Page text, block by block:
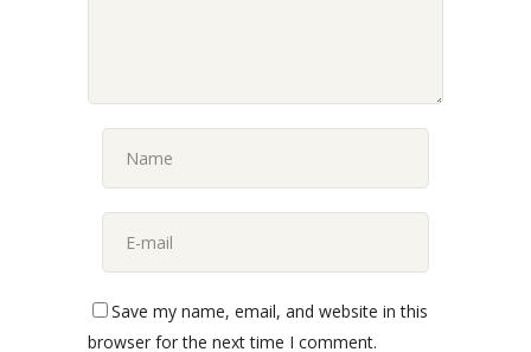
Save my name, email, and website in this
browser for the next time I comment.